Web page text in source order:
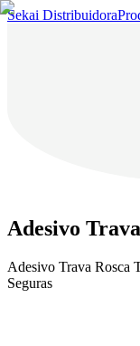
Sekai Distribuidora
Adesivo
Adesivo Trava Rosca
Seguras